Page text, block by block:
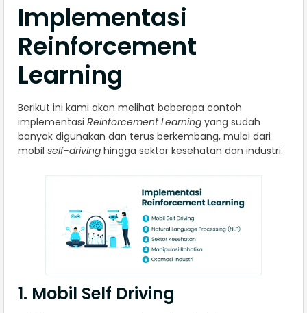
Implementasi
Reinforcement
Learning
Berikut ini kami akan melihat beberapa contoh
implementasi Reinforcement Learning yang sudah
banyak digunakan dan terus berkembang, mulai dari
mobil self-driving hingga sektor kesehatan dan industri.
1. Mobil Self Driving